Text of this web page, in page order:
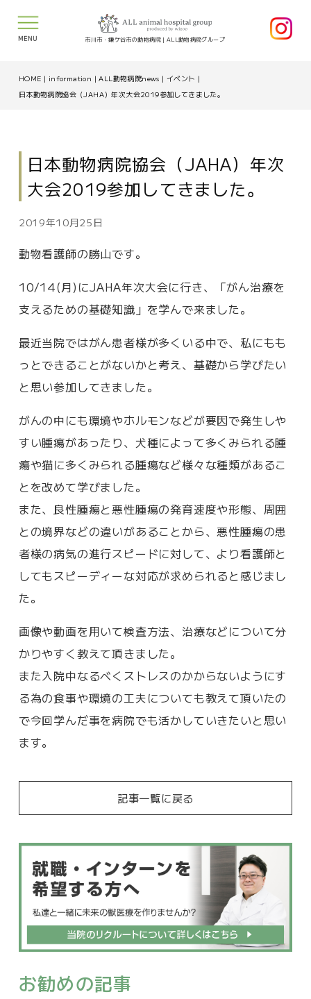
MENU 市川市・鎌ケ谷市の動物病院｜ALL動物病院グループ
HOME | information | ALL動物病院news | イベント |
日本動物病院協会（JAHA）年次大会2019参加してきました。
日本動物病院協会（JAHA）年次
大会2019参加してきました。
2019年10月25日
動物看護師の勝山です。
10/14(月)にJAHA年次大会に行き、「がん治療を
支えるための基礎知識」を学んで来ました。
最近当院ではがん患者様が多くいる中で、私にもも
っとできることがないかと考え、基礎から学びたい
と思い参加してきました。
がんの中にも環境やホルモンなどが要因で発生しや
すい腫瘍があったり、犬種によって多くみられる腫
瘍や猫に多くみられる腫瘍など様々な種類があるこ
とを改めて学びました。
また、良性腫瘍と悪性腫瘍の発育速度や形態、周囲
との境界などの違いがあることから、悪性腫瘍の患
者様の病気の進行スピードに対して、より看護師と
してもスピーディーな対応が求められると感じまし
た。
画像や動画を用いて検査方法、治療などについて分
かりやすく教えて頂きました。
また入院中なるべくストレスのかからないようにす
る為の食事や環境の工夫についても教えて頂いたの
で今回学んだ事を病院でも活かしていきたいと思い
ます。
記事一覧に戻る
お勧めの記事